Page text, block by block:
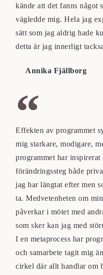
kände att det fanns något
vägledde mig. Hela jag
sätt som jag aldrig hade
detta är jag innerligt
Annika Fjällborg
Effekten av programmet
mig starkare, modigare,
programmet har
förändringssteg både
jag har längtat efter men
ta. Medvetenheten om
påverkar i mötet med
som sker kan jag med
I en metaprocess har
och samarbete tagit mig
cirkel där allt handlar om